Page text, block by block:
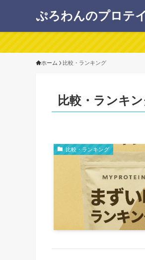
ぷろわんのプロテ
ホーム 比較・ランキング
比較・ランキ
比較・ランキング